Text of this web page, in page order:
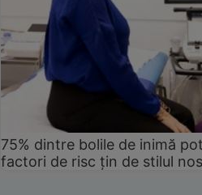
75% dintre bolile de inimă
factori de risc țin de stilul